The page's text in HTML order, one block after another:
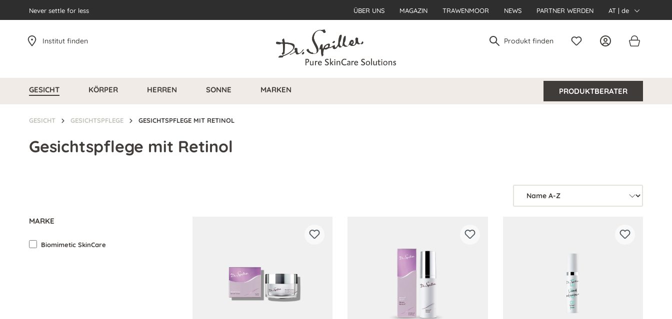
Zur Hauptnavigation springen
Never settle for less ÜBER UNS MAGAZIN TRAWENMOOR NEWS PARTNER WERDEN AT | de
Institut finden
GESICHT KÖRPER HERREN SONNE MARKEN PRODUKTBERATER
GESICHT GESICHTSPFLEGE GESICHTSPFLEGE MIT RETINOL
Gesichtspflege mit Retinol
MARKE
Biomimetic SkinCare